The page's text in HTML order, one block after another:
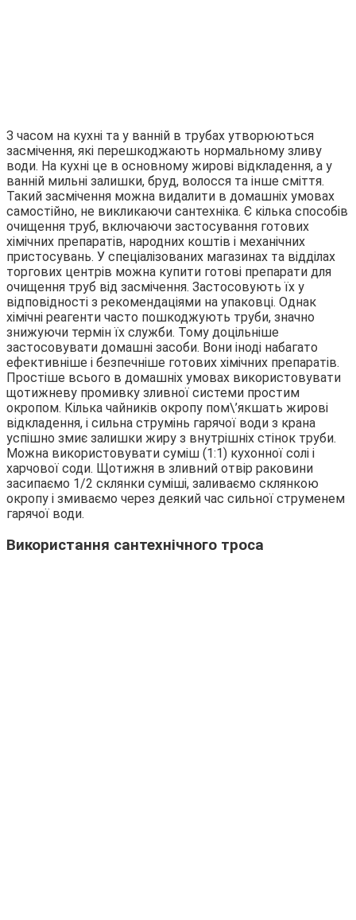
З часом на кухні та у ванній в трубах утворюються
засмічення, які перешкоджають нормальному зливу
води. На кухні це в основному жирові відкладення, а у
ванній мильні залишки, бруд, волосся та інше сміття.
Такий засмічення можна видалити в домашніх умовах
самостійно, не викликаючи сантехніка. Є кілька способів
очищення труб, включаючи застосування готових
хімічних препаратів, народних коштів і механічних
пристосувань. У спеціалізованих магазинах та відділах
торгових центрів можна купити готові препарати для
очищення труб від засмічення. Застосовують їх у
відповідності з рекомендаціями на упаковці. Однак
хімічні реагенти часто пошкоджують труби, значно
знижуючи термін їх служби. Тому доцільніше
застосовувати домашні засоби. Вони іноді набагато
ефективніше і безпечніше готових хімічних препаратів.
Простіше всього в домашніх умовах використовувати
щотижневу промивку зливної системи простим
окропом. Кілька чайників окропу пом\’якшать жирові
відкладення, і сильна струмінь гарячої води з крана
успішно змиє залишки жиру з внутрішніх стінок труби.
Можна використовувати суміш (1:1) кухонної солі і
харчової соди. Щотижня в зливний отвір раковини
засипаємо 1/2 склянки суміші, заливаємо склянкою
окропу і змиваємо через деякий час сильної струменем
гарячої води.
Використання сантехнічного троса